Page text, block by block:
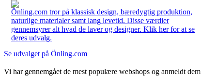
Önling.com tror på klassisk design, bæredygtig produktion,
naturlige materialer samt lang levetid. Disse værdier
gennemsyrer alt hvad de laver og designer. Klik her for at se
deres udvalg.
Se udvalget på Önling.com
Vi har gennemgået de mest populære webshops og anmeldt dem